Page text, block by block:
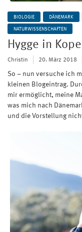
BIOLOGIE DÄNEMARK
NATURWISSENSCHAFTEN
Hygge in
Christin 20. März 2018
So – nun versuche ich
kleinen Blogeintrag.
mir ermöglicht, meine
was mich nach
und die Vorstellung